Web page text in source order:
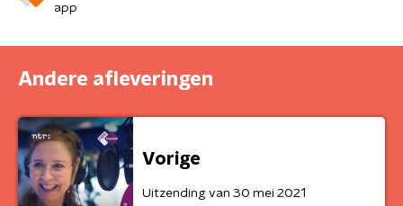
app
Andere afleveringen
Vorige
Uitzending van 30 mei 2021